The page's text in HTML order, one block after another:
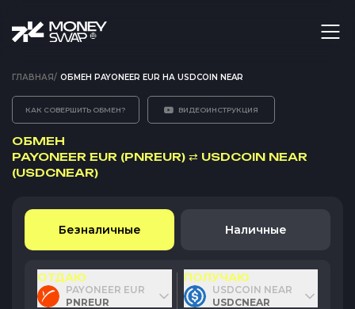
ГЛАВНАЯ/ ОБМЕН PAYONEER EUR НА USDCOIN NEAR
КАК СОВЕРШИТЬ ОБМЕН? ВИДЕОИНСТРУКЦИЯ
ОБМЕН
PAYONEER EUR (PNREUR) ⇄ USDCOIN NEAR
(USDCNEAR)
Безналичные Наличные
ОТДАЮ
PAYONEER EUR
PNREUR
ПОЛУЧАЮ
USDCOIN NEAR
USDCNEAR